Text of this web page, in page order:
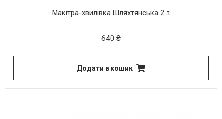
Макітра-хвилівка Шляхтянська 2 л
640 ₴
Додати в кошик